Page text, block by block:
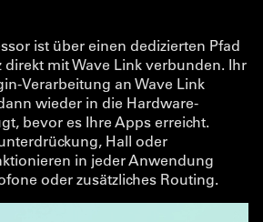
ist über einen dedizierten Pfad
mit Wave Link verbunden. Ihr
Verarbeitung an Wave Link
wieder in die Hardware-
bevor es Ihre Apps erreicht.
Hall oder
in jeder Anwendung
oder zusätzliches Routing.